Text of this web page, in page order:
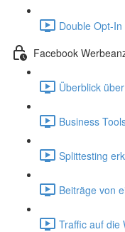
Double Opt-
Facebook
Überblick
Business
Splittesting
Beiträge von
Traffic auf die